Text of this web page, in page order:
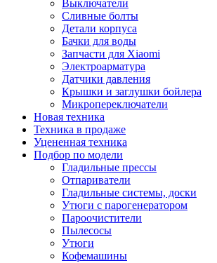
Выключатели
Сливные болты
Детали корпуса
Бачки для воды
Запчасти для Xiaomi
Электроарматура
Датчики давления
Крышки и заглушки бойлера
Микропереключатели
Новая техника
Техника в продаже
Уцененная техника
Подбор по модели
Гладильные прессы
Отпариватели
Гладильные системы, доски
Утюги с парогенератором
Пароочистители
Пылесосы
Утюги
Кофемашины